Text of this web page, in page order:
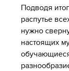
Подводя
распутье
нужно
настоящих